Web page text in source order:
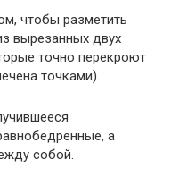
чтобы разметить
вырезанных двух
точно перекроют
точками).
а
собой.